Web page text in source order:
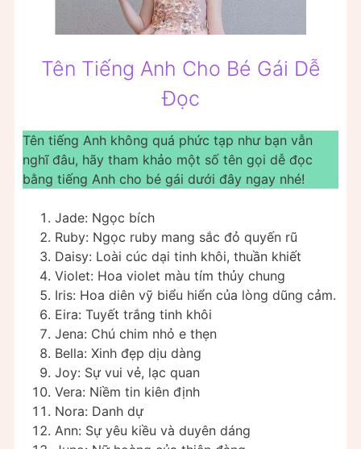
Tên Tiếng Anh Cho Bé Gái Dễ
Đọc
Tên tiếng Anh không quá phức tạp như bạn vẫn
nghĩ đâu, hãy tham khảo một số tên gọi dễ đọc
bằng tiếng Anh cho bé gái dưới đây ngay nhé!
Jade: Ngọc bích
Ruby: Ngọc ruby mang sắc đỏ quyến rũ
Daisy: Loài cúc dại tinh khôi, thuần khiết
Violet: Hoa violet màu tím thủy chung
Iris: Hoa diên vỹ biểu hiển của lòng dũng cảm.
Eira: Tuyết trắng tinh khôi
Jena: Chú chim nhỏ e thẹn
Bella: Xinh đẹp dịu dàng
Joy: Sự vui vẻ, lạc quan
Vera: Niềm tin kiên định
Nora: Danh dự
Ann: Sự yêu kiều và duyên dáng